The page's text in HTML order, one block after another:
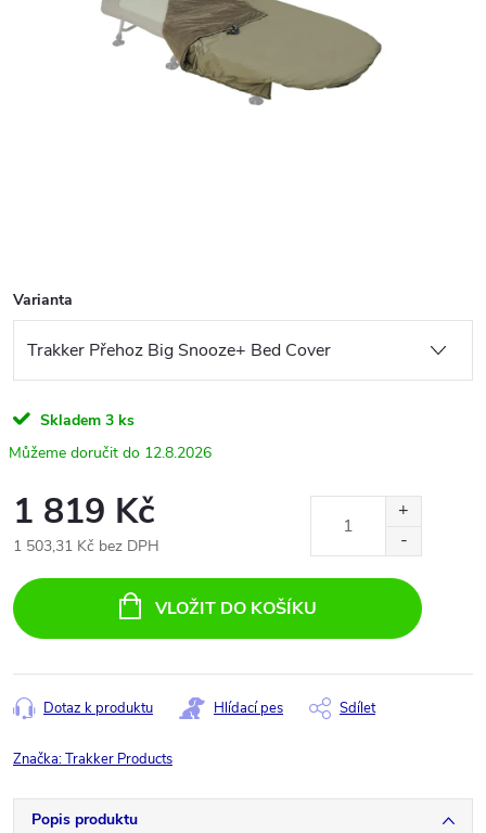
Varianta
Skladem 3 ks
12.8.2026
1 819 Kč
1 503,31 Kč bez DPH
cena:
VLOŽIT DO KOŠÍKU
Dotaz k produktu Hlídací pes Sdílet
Značka:Trakker Products
Popis produktu